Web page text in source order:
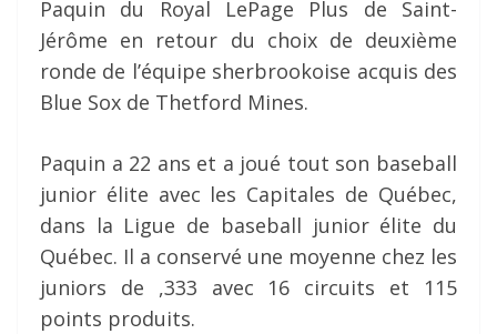
Paquin du Royal LePage Plus de Saint-
Jérôme en retour du choix de deuxième
ronde de l’équipe sherbrookoise acquis des
Blue Sox de Thetford Mines.
Paquin a 22 ans et a joué tout son baseball
junior élite avec les Capitales de Québec,
dans la Ligue de baseball junior élite du
Québec. Il a conservé une moyenne chez les
juniors de ,333 avec 16 circuits et 115
points produits.